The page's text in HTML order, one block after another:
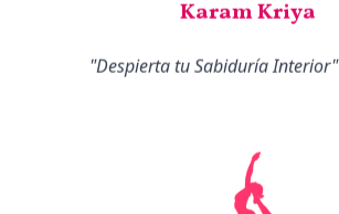
Karam Kriya
"Despierta tu Sabiduría Interior"